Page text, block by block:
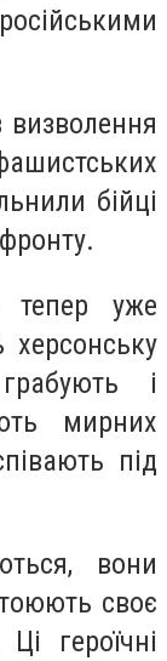
визволення
бійці
уже
херсонську
і
мирних
під
вони
своє
героїчні